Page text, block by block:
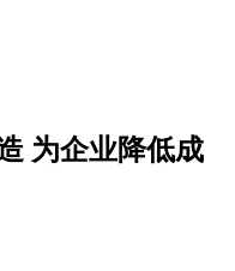
为企业降低成